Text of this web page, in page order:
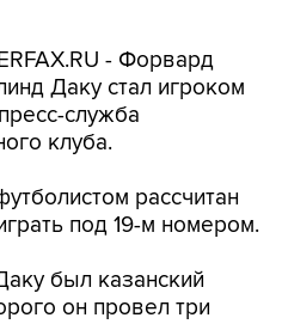
- Форвард
Даку стал игроком
служба
клуба.
рассчитан
под 19-м номером.
был казанский
он провел три